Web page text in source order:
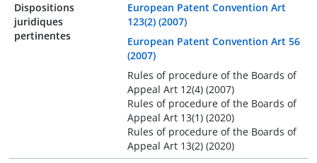
Dispositions
juridiques
pertinentes
European Patent Convention Art
123(2) (2007)
European Patent Convention Art 56
(2007)
Rules of procedure of the Boards of
Appeal Art 12(4) (2007)
Rules of procedure of the Boards of
Appeal Art 13(1) (2020)
Rules of procedure of the Boards of
Appeal Art 13(2) (2020)